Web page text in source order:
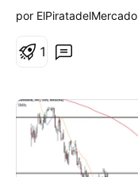
de las subidas.
por ElPiratadelMercado
1